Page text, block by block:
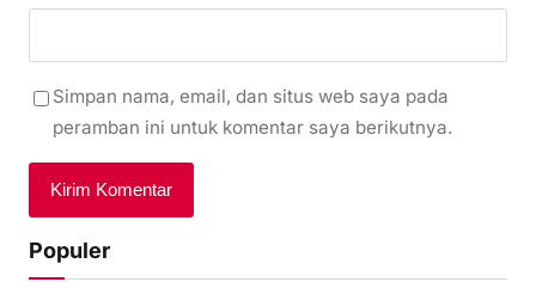
Simpan nama, email, dan situs web saya pada
peramban ini untuk komentar saya berikutnya.
Populer